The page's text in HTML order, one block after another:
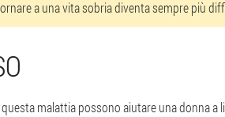
a una vita sobria diventa sempre più
malattia possono aiutare una donna a